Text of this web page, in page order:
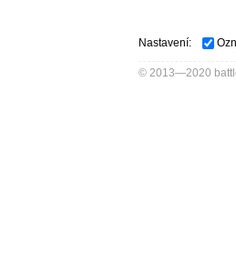
Nastavení:
© 2013—2020